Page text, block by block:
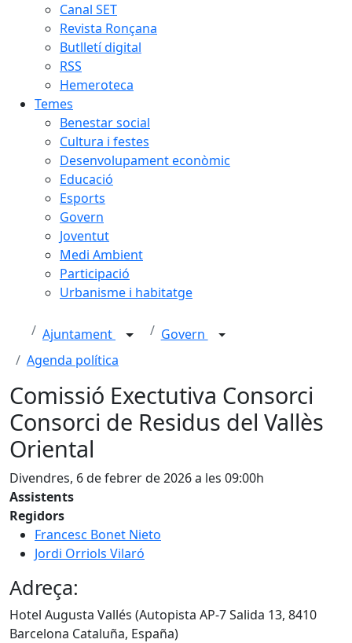
Canal SET
Revista Ronçana
Butlletí digital
RSS
Hemeroteca
Temes
Benestar social
Cultura i festes
Desenvolupament econòmic
Educació
Esports
Govern
Joventut
Medi Ambient
Participació
Urbanisme i habitatge
Ajuntament
Govern
Agenda política
Comissió Exectutiva Consorci
Consorci de Residus del Vallès
Oriental
Divendres, 6 de febrer de 2026 a les 09:00h
Assistents
Regidors
Francesc Bonet Nieto
Jordi Orriols Vilaró
Adreça:
Hotel Augusta Vallés (Autopista AP-7 Salida 13, 8410
Barcelona Cataluña, España)